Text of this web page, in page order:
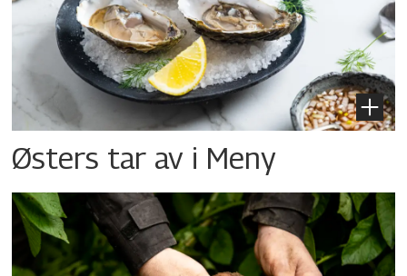
Østers tar av i Meny